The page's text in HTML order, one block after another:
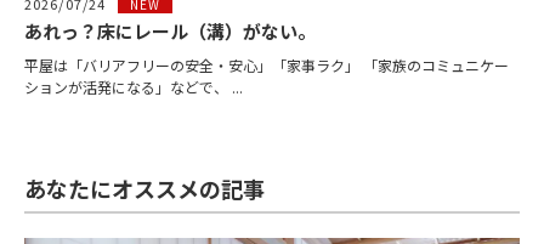
2026/07/24 NEW
あれっ？床にレール（溝）がない。
平屋は「バリアフリーの安全・安心」「家事ラク」 「家族のコミュニケー
ションが活発になる」などで、 ...
あなたにオススメの記事